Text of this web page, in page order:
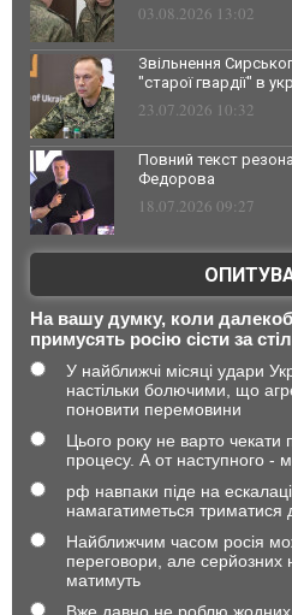
03.08.2026 13:02
Звільнення
"старої гвардії" в
23.07.2026 10:32
Повний текст
Федорова
18.07.2026 09:27
На вашу думку, коли
примусять росію сісти за
У найближчі місяці удари
настільки болючими, що
поновити перемовини
Цього року не варто
процесу. А от наступного -
рф навпаки піде на
намагатиметься триматися
Найближчим часом росія
переговори, але серйозних
матимуть